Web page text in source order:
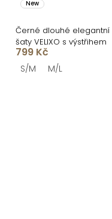
New
Černé dlouhé elegantní
šaty VELIXO s výstřihem
799 Kč
S/M M/L